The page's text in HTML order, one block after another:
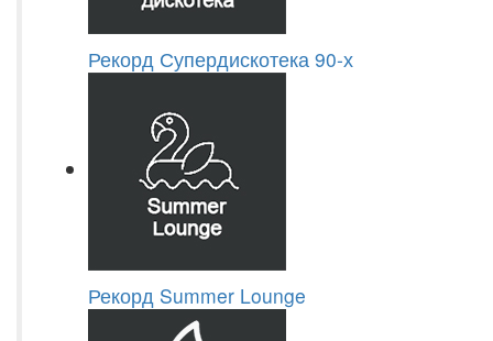
Рекорд Супердискотека 90-х
Рекорд Summer Lounge